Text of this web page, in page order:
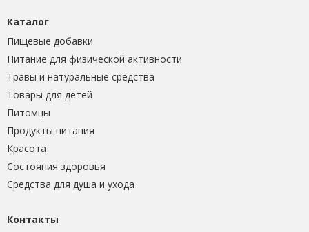
Каталог
Пищевые добавки
Питание для физической активности
Травы и натуральные средства
Товары для детей
Питомцы
Продукты питания
Красота
Состояния здоровья
Средства для душа и ухода
Контакты